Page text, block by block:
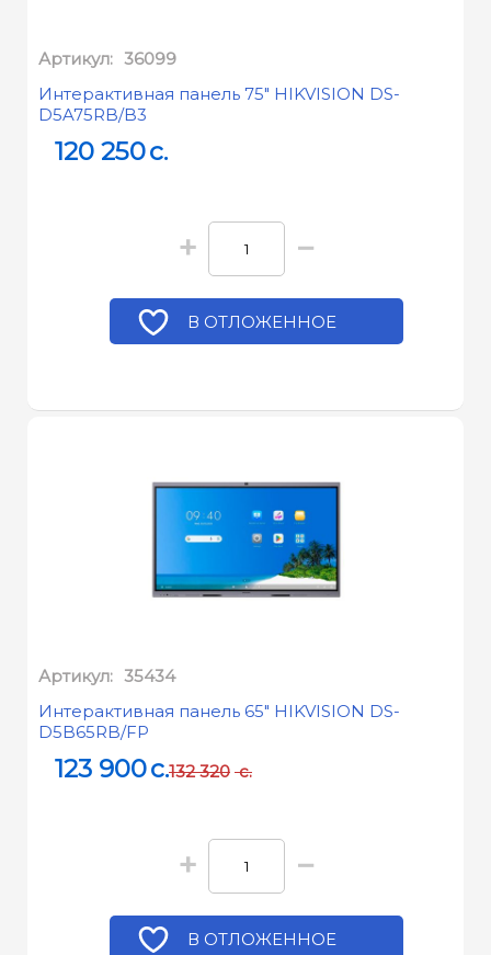
Артикул: 36099
Интерактивная панель 75" HIKVISION DS-
D5A75RB/B3
120 250c.
+ −
В ОТЛОЖЕННОЕ
Артикул: 35434
Интерактивная панель 65" HIKVISION DS-
D5B65RB/FP
123 900c.132 320 c.
+ −
В ОТЛОЖЕННОЕ